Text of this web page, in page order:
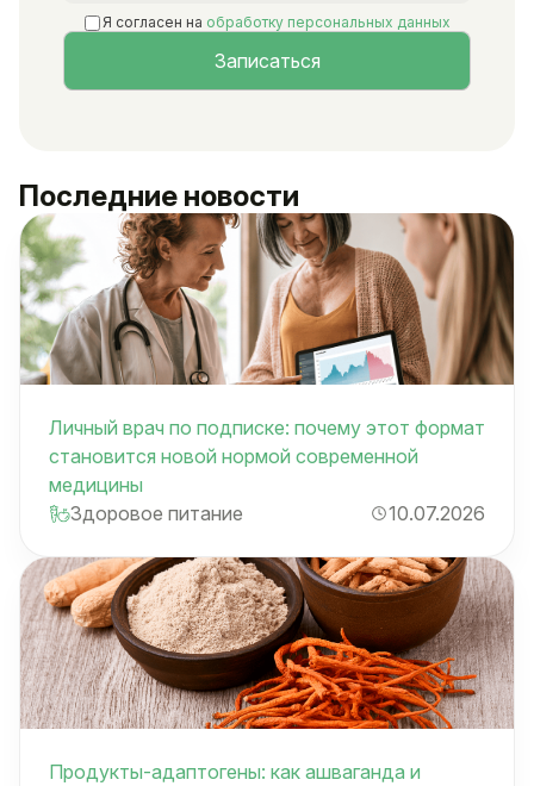
Я согласен на обработку персональных данных
Последние новости
Личный врач по подписке: почему этот формат
становится новой нормой современной
медицины
Здоровое питание
10.07.2026
Продукты-адаптогены: как ашваганда и